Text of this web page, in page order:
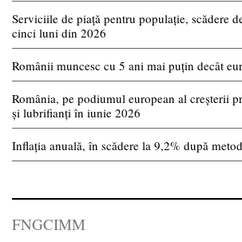
Serviciile de piață pentru populație, scădere
cinci luni din 2026
Românii muncesc cu 5 ani mai puțin decât
România, pe podiumul european al creșterii
și lubrifianți în iunie 2026
Inflația anuală, în scădere la 9,2% după
FNGCIMM